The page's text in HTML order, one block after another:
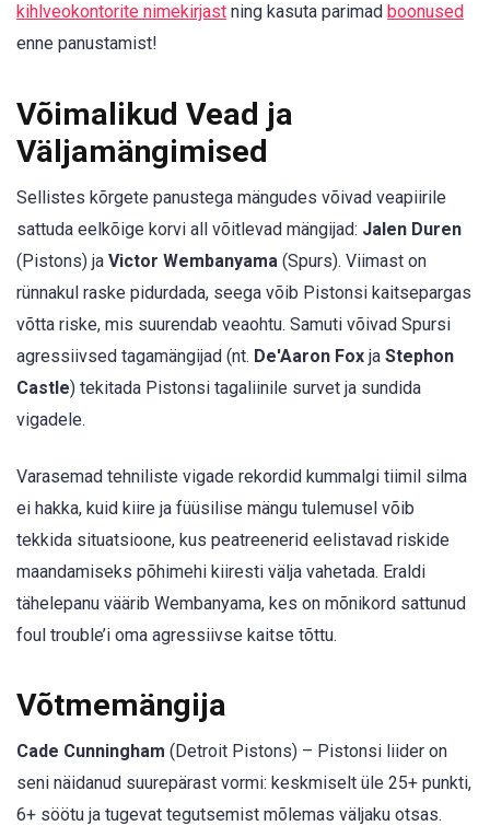
kihlveokontorite nimekirjast ning kasuta parimad boonused
enne panustamist!
Võimalikud Vead ja
Väljamängimised
Sellistes kõrgete panustega mängudes võivad veapiirile
sattuda eelkõige korvi all võitlevad mängijad: Jalen Duren
(Pistons) ja Victor Wembanyama (Spurs). Viimast on
rünnakul raske pidurdada, seega võib Pistonsi kaitsepargas
võtta riske, mis suurendab veaohtu. Samuti võivad Spursi
agressiivsed tagamängijad (nt. De'Aaron Fox ja Stephon
Castle) tekitada Pistonsi tagaliinile survet ja sundida
vigadele.
Varasemad tehniliste vigade rekordid kummalgi tiimil silma
ei hakka, kuid kiire ja füüsilise mängu tulemusel võib
tekkida situatsioone, kus peatreenerid eelistavad riskide
maandamiseks põhimehi kiiresti välja vahetada. Eraldi
tähelepanu väärib Wembanyama, kes on mõnikord sattunud
foul trouble’i oma agressiivse kaitse tõttu.
Võtmemängija
Cade Cunningham (Detroit Pistons) – Pistonsi liider on
seni näidanud suurepärast vormi: keskmiselt üle 25+ punkti,
6+ söötu ja tugevat tegutsemist mõlemas väljaku otsas.